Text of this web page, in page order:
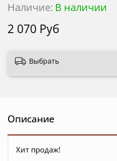
Наличие: В наличии
2 070 Руб
Выбрать
Описание
Хит продаж!